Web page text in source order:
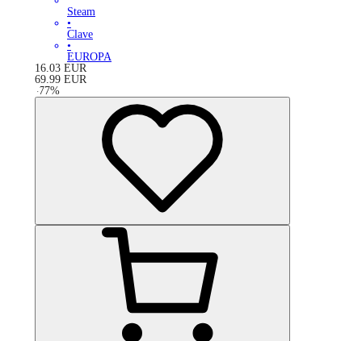
Steam
•
Clave
•
EUROPA
16.03 EUR
69.99 EUR
-77%